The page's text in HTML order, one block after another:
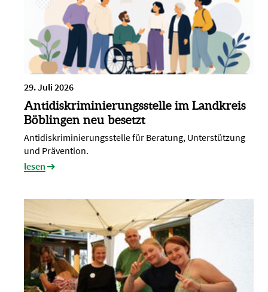
29. Juli 2026
Antidiskriminierungsstelle im Landkreis
Böblingen neu besetzt
Antidiskriminierungsstelle für Beratung, Unterstützung
und Prävention.
lesen